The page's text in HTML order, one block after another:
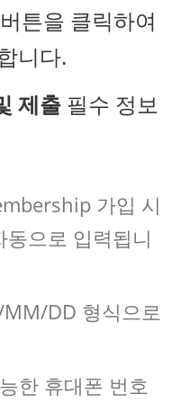
버튼을 클릭하여
니다.
제출 필수 정보
가입 시
으로 입력됩니
MM/DD 형식으로
한 휴대폰 번호